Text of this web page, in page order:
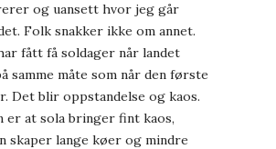
og uansett hvor jeg går
Folk snakker ikke om annet.
fått få soldager når landet
samme måte som når den første
Det blir oppstandelse og kaos.
er at sola bringer fint kaos,
skaper lange køer og mindre